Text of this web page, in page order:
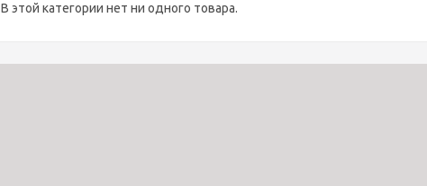
В этой категории нет ни одного товара.